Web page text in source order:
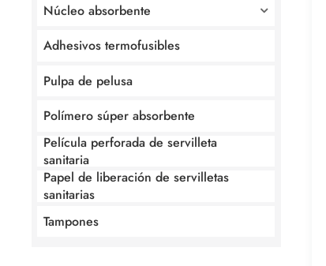
Núcleo absorbente
Adhesivos termofusibles
Pulpa de pelusa
Polímero súper absorbente
Película perforada de servilleta
sanitaria
Papel de liberación de servilletas
sanitarias
Tampones